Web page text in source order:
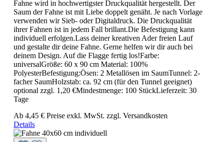
Fahne wird in hochwertigster Druckqualität hergestellt. Der
Saum der Fahne ist mit Liebe doppelt genäht. Je nach Vorlage
verwenden wir Sieb- oder Digitaldruck. Die Druckqualität
ihrer Fahnen ist in jedem Fall brillant.Die Befestigung kann
individuell erfolgen.Lass deiner kreativen Ader freien Lauf
und gestalte dir deine Fahne. Gerne helfen wir dir auch bei
deinem Design. Auf die Flagge fertig los!Farbe:
universalGröße: 60 x 90 cm Material: 100%
PolyesterBefestigung:Ösen: 2 Metallösen im SaumTunnel: 2-
facher SaumHolzstab: ca. 92 cm (für den Tunnel geeignet)
optional zzgl. 1,20 €Mindestmenge: 100 StückLieferzeit: 30
Tage
Ab 4,45 € Preise exkl. MwSt. zzgl. Versandkosten
Details